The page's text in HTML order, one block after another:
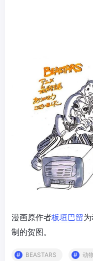
漫画原作者板垣巴留
制的贺图。
BEASTARS 动